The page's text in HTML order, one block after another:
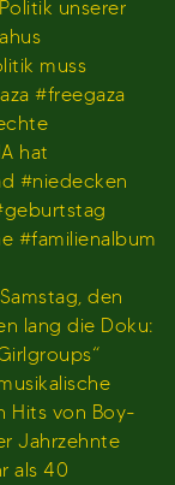
unserer
muss
#freegaza
hat
#niedecken
#familienalbum
den
lang die Doku:
Hits von Boy-
Jahrzehnte
als 40